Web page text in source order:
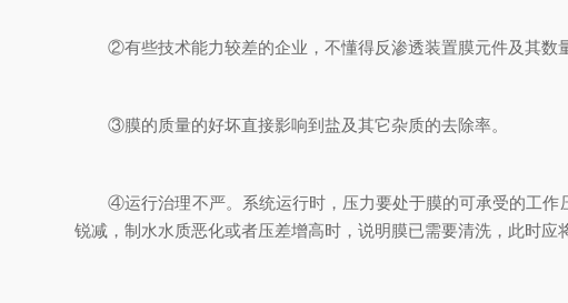
②有些技术能力较差的企业，不懂得反渗透装置膜元件及其数量
③膜的质量的好坏直接影响到盐及其它杂质的去除率。
④运行治理不严。系统运行时，压力要处于膜的可承受的工作
锐减，制水水质恶化或者压差增高时，说明膜已需要清洗，此时